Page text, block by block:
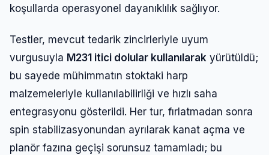
koşullarda operasyonel dayanıklılık sağlıyor.
Testler, mevcut tedarik zincirleriyle uyum
vurgusuyla M231 itici dolular kullanılarak yürütüldü;
bu sayede mühimmatın stoktaki harp
malzemeleriyle kullanılabilirliği ve hızlı saha
entegrasyonu gösterildi. Her tur, fırlatmadan sonra
spin stabilizasyonundan ayrılarak kanat açma ve
planör fazına geçişi sorunsuz tamamladı; bu
Şifre
Beni Hatırla Şifremi Unuttum
Giriş Yap